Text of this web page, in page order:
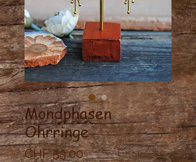
Mondphasen
Ohrringe
CHF 53.00Preis